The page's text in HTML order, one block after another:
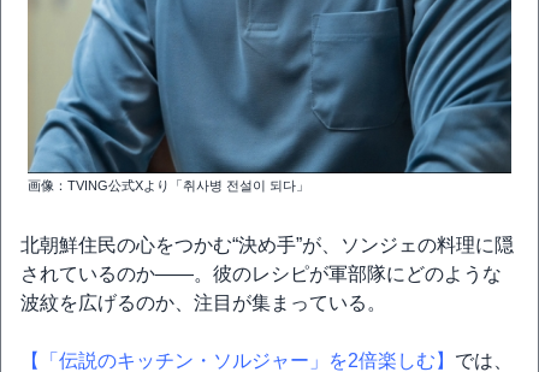
画像：TVING公式Xより「취사병 전설이 되다」
北朝鮮住民の心をつかむ“決め手”が、ソンジェの料理に隠
されているのか――。彼のレシピが軍部隊にどのような
波紋を広げるのか、注目が集まっている。
【「伝説のキッチン・ソルジャー」を2倍楽しむ】 では、